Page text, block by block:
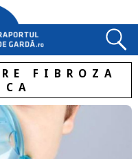
FIBROZA